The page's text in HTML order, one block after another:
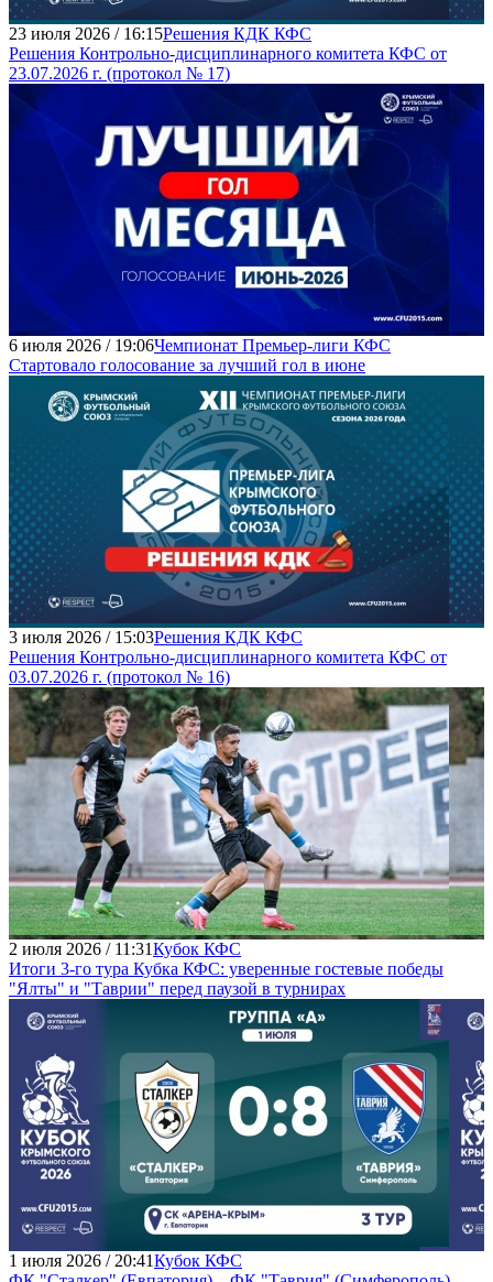
23 июля 2026 / 16:15Решения КДК КФС
Решения Контрольно-дисциплинарного комитета КФС от
23.07.2026 г. (протокол № 17)
6 июля 2026 / 19:06Чемпионат Премьер-лиги КФС
Стартовало голосование за лучший гол в июне
3 июля 2026 / 15:03Решения КДК КФС
Решения Контрольно-дисциплинарного комитета КФС от
03.07.2026 г. (протокол № 16)
2 июля 2026 / 11:31Кубок КФС
Итоги 3-го тура Кубка КФС: уверенные гостевые победы
"Ялты" и "Таврии" перед паузой в турнирах
1 июля 2026 / 20:41Кубок КФС